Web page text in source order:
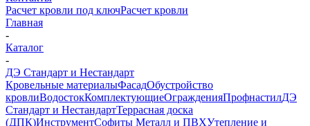
Расчет кровли под ключРасчет кровли
Главная
-
Каталог
-
ДЭ Стандарт и Нестандарт
Кровельные материалыФасадОбустройство
кровлиВодостокКомплектующиеОгражденияПрофнастилДЭ
Стандарт и НестандартТеррасная доска
(ДПК)ИнструментСофиты Металл и ПВХУтепление и